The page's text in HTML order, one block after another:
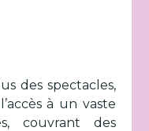
des spectacles,
à un vaste
couvrant des